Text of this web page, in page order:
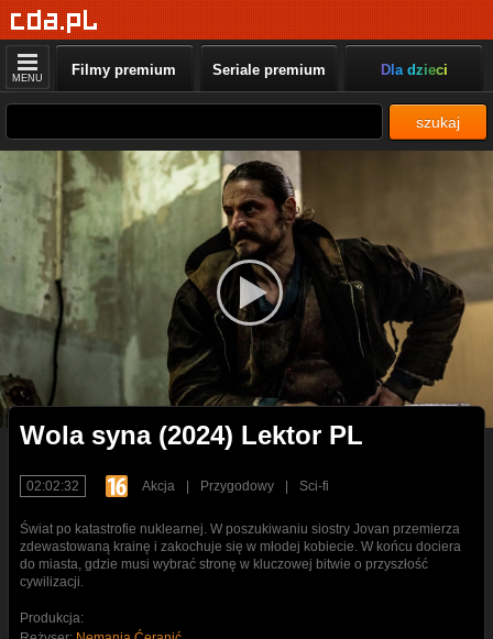
MENU Filmy premium Seriale premium Dla dzieci
szukaj
Wola syna (2024) Lektor PL
02:02:32 Akcja Przygodowy Sci-fi
Świat po katastrofie nuklearnej. W poszukiwaniu siostry Jovan przemierza
zdewastowaną krainę i zakochuje się w młodej kobiecie. W końcu dociera
do miasta, gdzie musi wybrać stronę w kluczowej bitwie o przyszłość
cywilizacji.
Produkcja: